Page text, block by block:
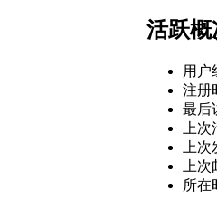
活跃概
用户
注册
最后
上
上
上
所在